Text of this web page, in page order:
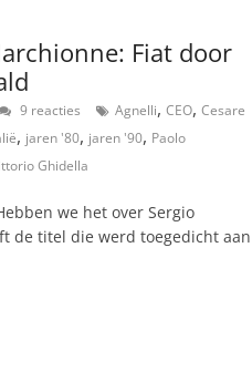
Fiat door
9 reacties Agnelli, CEO, Cesare
, jaren '80, jaren '90, Paolo
Ghidella
we het over Sergio
de titel die werd toegedicht aan